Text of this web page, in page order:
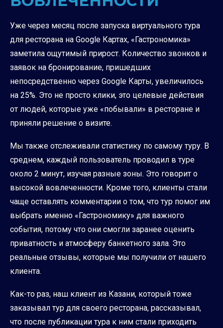
Уже через месяц после запуска виртуального тура
для ресторана на Google Картах, «Гастрономика»
заметила ощутимый прирост. Количество звонков и
заявок на бронирование, пришедших
непосредственно через Google Карты, увеличилось
на 25%. Это не просто клики, это целевые действия
от людей, которые уже «побывали» в ресторане и
приняли решение о визите.
Мы также отслеживали статистику по самому туру. В
среднем, каждый пользователь проводил в туре
около 2 минут, изучая разные зоны. Это говорит о
высокой вовлеченности. Кроме того, клиенты стали
чаще оставлять комментарии о том, что тур помог им
выбрать именно «Гастрономику» для важного
события, потому что они смогли заранее оценить
приватность и атмосферу банкетного зала. Это
реальные отзывы, которые мы получили от нашего
клиента.
Как-то раз, наш клиент из Казани, который тоже
заказывал тур для своего ресторана, рассказывал,
что после публикации тура к ним стали приходить